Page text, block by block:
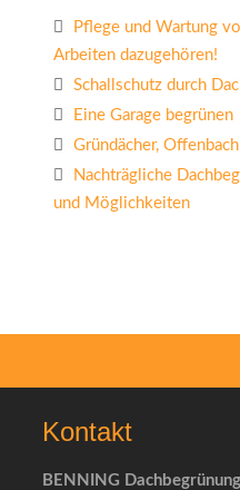
Pflege und Wartung
Arbeiten dazugehören!
Schallschutz durch
Eine Garage begrünen
Gründächer, Offenbach
Nachträgliche
und Möglichkeiten
Kontakt
BENNING